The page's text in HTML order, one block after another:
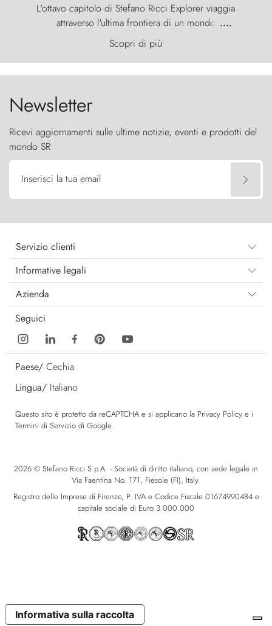
L'ottavo capitolo di Stefano Ricci Explorer viaggia
attraverso l'ultima frontiera di un mondo
primordiale, dove il vento scolpisce la natura con
furia ancestrale e le Torres del Paine sfidano il
cielo come sentinelle di pietra.
....
Scopri di più
Newsletter
Ricevi aggiornamenti sulle ultime notizie, eventi e prodotti del
mondo SR
Inserisci la tua email
Servizio clienti
Informative legali
Azienda
Seguici
Paese/ Cechia
Lingua/ Italiano
Questo sito è protetto da reCAPTCHA e si applicano la Privacy Policy e i
Termini di Servizio di Google.
2026 © Stefano Ricci S.p.A. - Società di diritto italiano, con sede legale in
Via Faentina No. 171, Fiesole (FI), Italy.
Registro delle Imprese di Firenze, P. IVA e Codice Fiscale 01674990484 e
capitale sociale di Euro 3.000.000
Informativa sulla raccolta